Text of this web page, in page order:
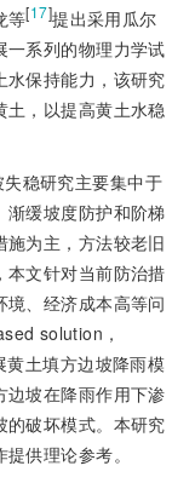
等[17]提出采用瓜尔
一系列的物理力学试
水保持能力，该研究
，以提高黄土水稳
稳研究主要集中于
渐缓坡度防护和阶梯
为主，方法较老旧
本文针对当前防治措
、经济成本高等问
solution，
黄土填方边坡降雨模
边坡在降雨作用下渗
的破坏模式。本研究
供理论参考。